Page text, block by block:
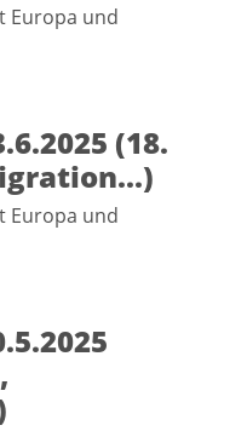
Europa und
(18.
Europa und